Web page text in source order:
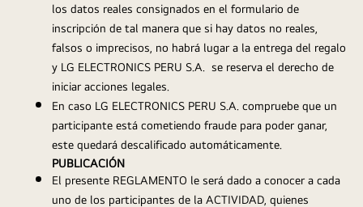
los datos reales consignados en el formulario de
inscripción de tal manera que si hay datos no reales,
falsos o imprecisos, no habrá lugar a la entrega del regalo
y LG ELECTRONICS PERU S.A.  se reserva el derecho de
iniciar acciones legales.
En caso LG ELECTRONICS PERU S.A. compruebe que un
participante está cometiendo fraude para poder ganar,
este quedará descalificado automáticamente.
PUBLICACIÓN
El presente REGLAMENTO le será dado a conocer a cada
uno de los participantes de la ACTIVIDAD, quienes